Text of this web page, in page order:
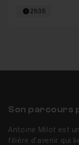
2h35
Son parcours
Antoine Milot est
filière d'avenir qui